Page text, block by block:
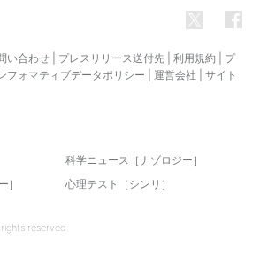
い合わせ プレスリリース送付先 利用規約
プ
フォマティブデータポリシー 運営会社
サイト
科学ニュース［ナゾロジー］
］
心理テスト［シンリ］
reserved.